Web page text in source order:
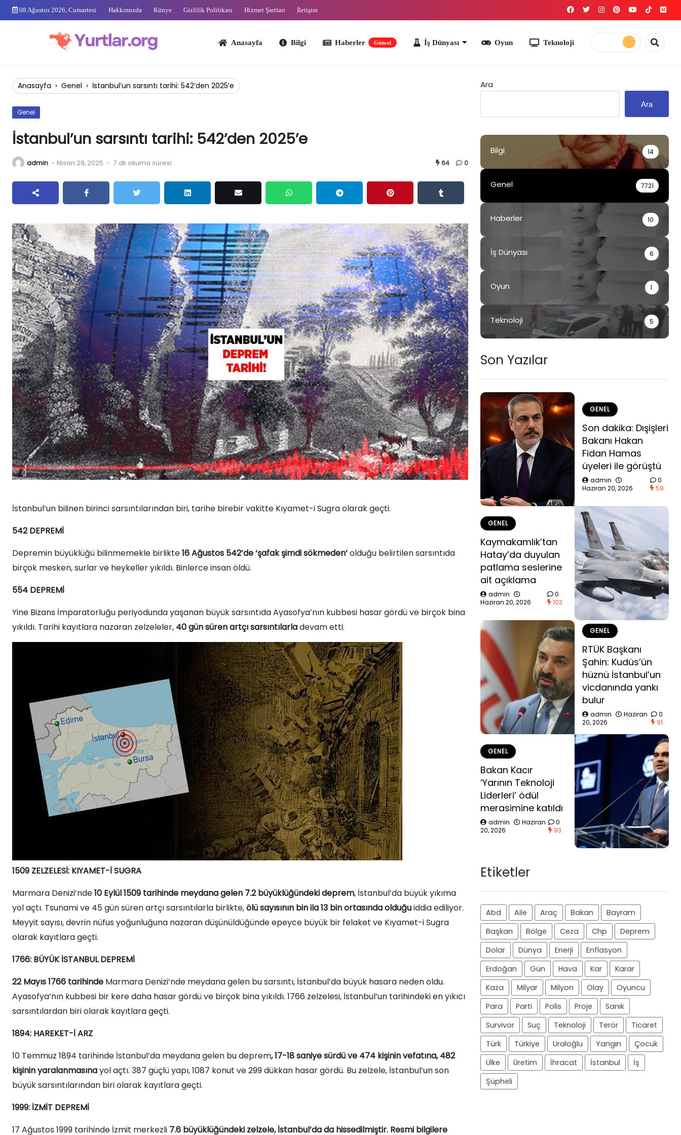
Skip
08 Ağustos 2026, Cumartesi Hakkımızda Künye Gizlilik Politikası Hizmet Şartları İletişim
Anasayfa Haberler İş Dünyası Teknoloji
Anasayfa › Genel › İstanbul’un sarsıntı tarihi: 542’den 2025’e
Genel
İstanbul’un sarsıntı tarihi: 542’den 2025’e
admin - Nisan 29, 2025 - 7 dk okuma süresi 64 0
İstanbul’un bilinen birinci sarsıntılarından biri, tarihe birebir vakitte Kıyamet-i Sugra olarak geçti.
542 DEPREMİ
Depremin büyüklüğü bilinmemekle birlikte16 Ağustos 542’de ‘şafak şimdi sökmeden’olduğu belirtilen sarsıntıda
birçok mesken, surlar ve heykeller yıkıldı. Binlerce insan öldü.
554 DEPREMİ
Yine Bizans İmparatorluğu periyodunda yaşanan büyük sarsıntıda Ayasofya’nın kubbesi hasar gördü ve birçok bina
yıkıldı. Tarihi kayıtlara nazaran zelzeleler, 40 gün süren artçı sarsıntılarladevam etti.
1509 ZELZELESİ: KIYAMET-İ SUGRA
Marmara Denizi’nde10 Eylül 1509 tarihinde meydana gelen 7.2 büyüklüğündeki deprem, İstanbul’da büyük yıkıma
yol açtı. Tsunami ve 45 gün süren artçı sarsıntılarla birlikte,ölü sayısının bin ila 13 bin ortasında olduğuiddia ediliyor.
Meyyit sayısı, devrin nüfus yoğunluğuna nazaran düşünüldüğünde epeyce büyük bir felaket ve Kıyamet-i Sugra
olarak kayıtlara geçti. ​
1766: BÜYÜK İSTANBUL DEPREMİ
22 Mayıs 1766 tarihinde Marmara Denizi’nde meydana gelen bu sarsıntı, İstanbul’da büyük hasara neden oldu.
Ayasofya’nın kubbesi bir kere daha hasar gördü ve birçok bina yıkıldı. 1766 zelzelesi, İstanbul’un tarihindeki en yıkıcı
sarsıntılardan biri olarak kayıtlara geçti. ​
1894: HAREKET-İ ARZ
10 Temmuz 1894 tarihinde İstanbul’da meydana gelen bu deprem, 17-18 saniye sürdü ve 474 kişinin vefatına, 482
kişinin yaralanmasınayol açtı. 387 güçlü yapı, 1087 konut ve 299 dükkan hasar gördü. Bu zelzele, İstanbul’un son
büyük sarsıntılarından biri olarak kayıtlara geçti.
1999: İZMİT DEPREMİ
17 Ağustos 1999 tarihinde İzmit merkezli 7.6 büyüklüğündeki zelzele, İstanbul’da da hissedilmiştir. Resmi bilgilere
Ara
Ara
Bilgi 14
Genel 7721
Haberler 10
İş Dünyası 6
Oyun 1
Teknoloji 5
Son Yazılar
GENEL
Son dakika: Dışişleri
Bakanı Hakan
Fidan Hamas
üyeleri ile görüştü
admin
Haziran 20, 2026
0
59
GENEL
Kaymakamlık’tan
Hatay’da duyulan
patlama seslerine
ait açıklama
admin
Haziran 20, 2026
0
103
GENEL
RTÜK Başkanı
Şahin: Kudüs’ün
hüznü İstanbul’un
vicdanında yankı
bulur
admin
Haziran
20, 2026
0
91
GENEL
Bakan Kacır
‘Yarının Teknoloji
Liderleri’ ödül
merasimine katıldı
admin
Haziran
20, 2026
0
93
Etiketler
Abd Aile Araç Bakan
Bayram
Başkan
Bölge Ceza Chp
Deprem
Dolar
Dünya Enerji
Enflasyon
Erdoğan
Gün Hava Kar
Karar
Kaza
Milyar Milyon Olay
Oyuncu
Para
Parti Polis Proje
Sanık
Survivor
Suç Teknoloji Terör
Ticaret
Türk
Türkiye Uraloğlu Yangın
Çocuk
Ülke
Üretim İhracat İstanbul
İş
Şüpheli